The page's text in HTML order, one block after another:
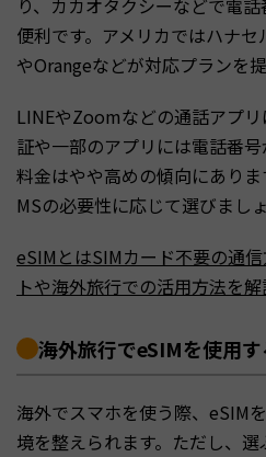
便利です。アメリカではハナ
やOrangeなどが対応プランを提
LINEやZoomなどの通話アプ
証や一部のアプリには電話番号
料金はやや高めの傾向にあり
MSの必要性に応じて選びましょ
eSIMとはSIMカード不要の通
トや海外旅行での活用方法を
海外旅行でeSIMを使用
海外でスマホを使う際、eSIM
境を整えられます。ただし、